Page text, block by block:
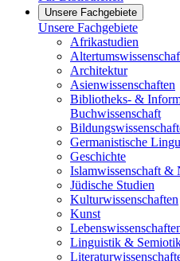
Unsere Fachgebiete
Unsere Fachgebiete
Afrikastudien
Architektur
Asienwissenschaften
Bibliotheks- &
Buchwissenschaft
Germanistische
Geschichte
Islamwissenschaft &
Jüdische Studien
Kulturwissenschaften
Kunst
Linguistik &